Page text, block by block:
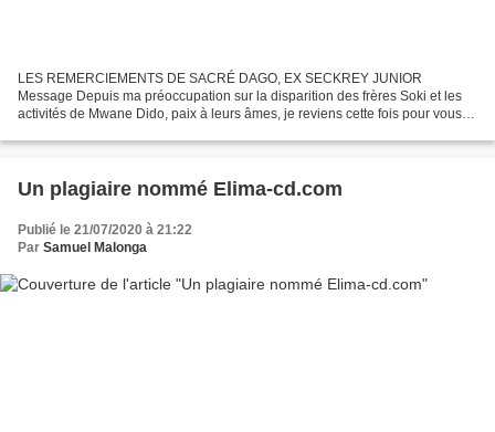
LES REMERCIEMENTS DE SACRÉ DAGO, EX SECKREY JUNIOR
Message Depuis ma préoccupation sur la disparition des frères Soki et les
activités de Mwane Dido, paix à leurs âmes, je reviens cette fois pour vous
Un plagiaire nommé Elima-cd.com
Publié le 21/07/2020 à 21:22
Par Samuel Malonga